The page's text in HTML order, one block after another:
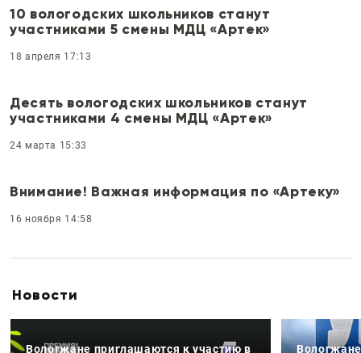
10 вологодских школьников станут
участниками 5 смены МДЦ «Артек»
18 апреля 17:13
Десять вологодских школьников станут
участниками 4 смены МДЦ «Артек»
24 марта 15:33
Внимание! Важная информация по «Артеку»
16 ноября 14:58
Новости
Вологжане приглашаются к участию в